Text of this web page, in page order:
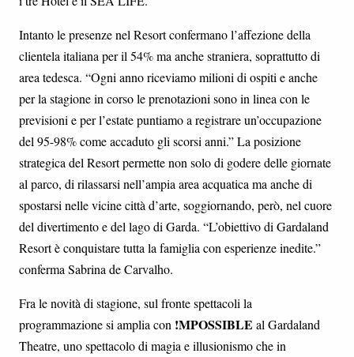
Intanto le presenze nel Resort confermano l’affezione della
clientela italiana per il 54% ma anche straniera, soprattutto di
area tedesca. “Ogni anno riceviamo milioni di ospiti e anche
per la stagione in corso le prenotazioni sono in linea con le
previsioni e per l’estate puntiamo a registrare un’occupazione
del 95-98% come accaduto gli scorsi anni.” La posizione
strategica del Resort permette non solo di godere delle giornate
al parco, di rilassarsi nell’ampia area acquatica ma anche di
spostarsi nelle vicine città d’arte, soggiornando, però, nel cuore
del divertimento e del lago di Garda. “L’obiettivo di Gardaland
Resort è conquistare tutta la famiglia con esperienze inedite.”
conferma Sabrina de Carvalho.
Fra le novità di stagione, sul fronte spettacoli la
programmazione si amplia con !MPOSSIBLE al Gardaland
Theatre, uno spettacolo di magia e illusionismo che in